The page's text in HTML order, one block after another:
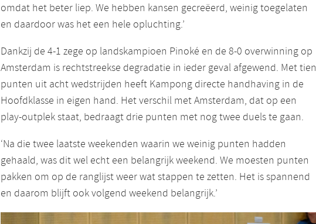
omdat het beter liep. We hebben kansen gecreëerd, weinig toegelaten
en daardoor was het een hele opluchting.’
Dankzij de 4-1 zege op landskampioen Pinoké en de 8-0 overwinning op
Amsterdam is rechtstreekse degradatie in ieder geval afgewend. Met tien
punten uit acht wedstrijden heeft Kampong directe handhaving in de
Hoofdklasse in eigen hand. Het verschil met Amsterdam, dat op een
play-outplek staat, bedraagt drie punten met nog twee duels te gaan.
‘Na die twee laatste weekenden waarin we weinig punten hadden
gehaald, was dit wel echt een belangrijk weekend. We moesten punten
pakken om op de ranglijst weer wat stappen te zetten. Het is spannend
en daarom blijft ook volgend weekend belangrijk.’